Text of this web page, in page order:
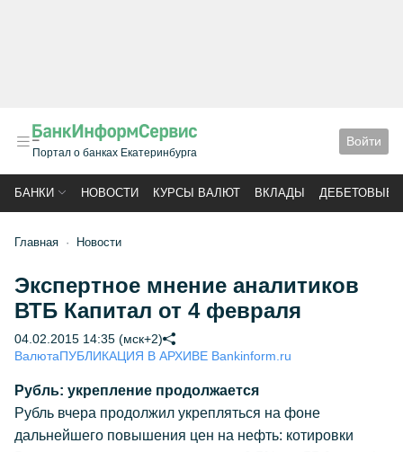
Портал о банках Екатеринбурга
Войти
БАНКИ НОВОСТИ КУРСЫ ВАЛЮТ ВКЛАДЫ ДЕБЕТОВЫЕ
Главная Новости
Экспертное мнение аналитиков
ВТБ Капитал от 4 февраля
04.02.2015 14:35 (мск+2)
ВалютаПУБЛИКАЦИЯ В АРХИВЕ Bankinform.ru
Рубль: укрепление продолжается
Рубль вчера продолжил укрепляться на фоне
дальнейшего повышения цен на нефть: котировки